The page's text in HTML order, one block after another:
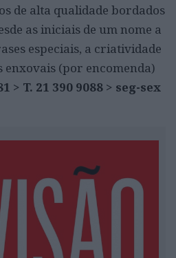
de alta qualidade bordados
as iniciais de um nome a
especiais, a criatividade
enxovais (por encomenda)
> T. 21 390 9088 > seg-sex